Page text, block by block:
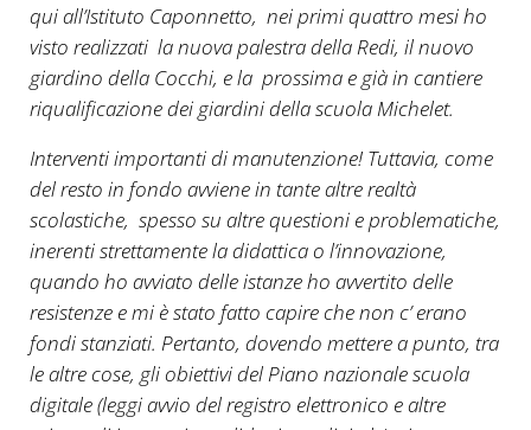
qui all’Istituto Caponnetto, nei primi quattro mesi ho
visto realizzati la nuova palestra della Redi, il nuovo
giardino della Cocchi, e la prossima e già in cantiere
riqualificazione dei giardini della scuola Michelet.
Interventi importanti di manutenzione! Tuttavia, come
del resto in fondo avviene in tante altre realtà
scolastiche, spesso su altre questioni e problematiche,
inerenti strettamente la didattica o l’innovazione,
quando ho avviato delle istanze ho avvertito delle
resistenze e mi è stato fatto capire che non c’ erano
fondi stanziati. Pertanto, dovendo mettere a punto, tra
le altre cose, gli obiettivi del Piano nazionale scuola
digitale (leggi avvio del registro elettronico e altre